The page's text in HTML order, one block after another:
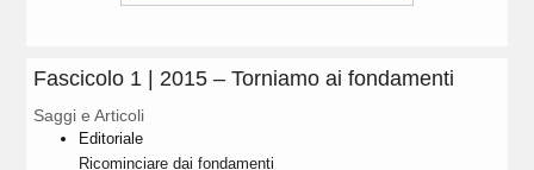
Fascicolo 1 | 2015 – Torniamo ai fondamenti
Saggi e Articoli
Editoriale
Ricominciare dai fondamenti